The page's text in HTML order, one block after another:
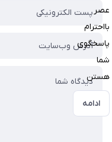
عصر
بااحترام
پاسخگوی
شما
هستن
ادامه